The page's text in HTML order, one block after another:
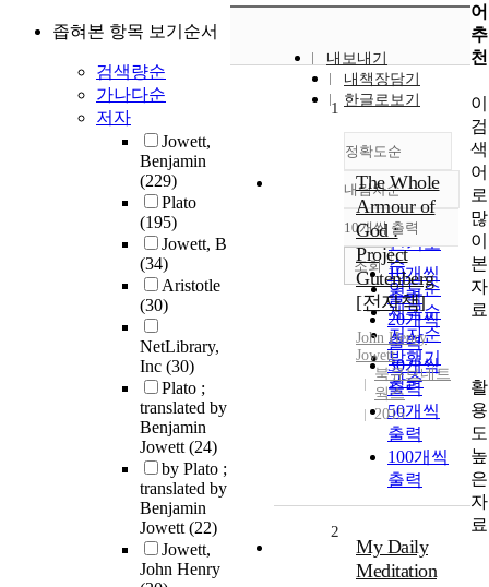
좁혀본 항목 보기순서
검색량순
가나다순
저자
Jowett,
Benjamin
(229)
Plato
(195)
Jowett, B
(34)
Aristotle
(30)
NetLibrary,
Inc (30)
Plato ;
translated by
Benjamin
Jowett(24)
by Plato ;
translated by
Benjamin
Jowett(22)
Jowett,
John Henry
내보내기
내책장담기
한글로보기
정확도순
정확도
순
인기도
순
연도순
제목순
저자순
발행기
관순
내림차순
내림차순
10개씩 출력
10개씩
출력
20개씩
출력
30개씩
출력
50개씩
출력
100개씩
출력
조회
1
The Whole
Armour of
God :
Project
Gutenberg
[전자책]
John Henry
Jowett
북큐브네트
웍스
2015
2
My Daily
Meditation
어
추
천
이
검
색
어
로
많
이
본
자
료
활
용
도
높
은
자
료